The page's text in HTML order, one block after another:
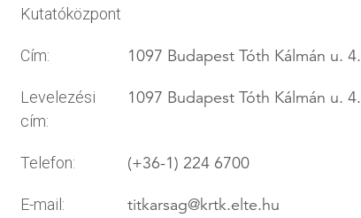
Kutatóközpont
Cím: 1097 Budapest Tóth Kálmán u. 4.
Levelezési
cím:
1097 Budapest Tóth Kálmán u. 4.
Telefon: (+36-1) 224 6700
E-mail: titkarsag@krtk.elte.hu